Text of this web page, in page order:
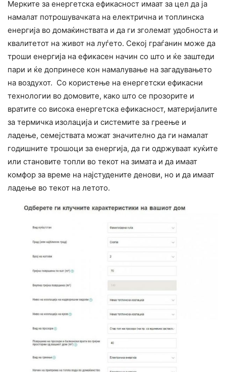
Мерките за енергетска ефикасност имаат за цел да ја
намалат потрошувачката на електрична и топлинска
енергија во домаќинствата и да ги зголемат удобноста и
квалитетот на живот на луѓето. Секој граѓанин може да
троши енергија на ефикасен начин со што и ќе заштеди
пари и ќе допринесе кон намалување на загадувањето
на воздухот. Со користење на енергетски ефикасни
технологии во домовите, како што се прозорите и
вратите со висока енергетска ефикасност, материјалите
за термичка изолација и системите за греење и
ладење, семејствата можат значително да ги намалат
годишните трошоци за енергија, да ги одржуваат куќите
или становите топли во текот на зимата и да имаат
комфор за време на најстудените денови, но и да имаат
ладење во текот на летото.